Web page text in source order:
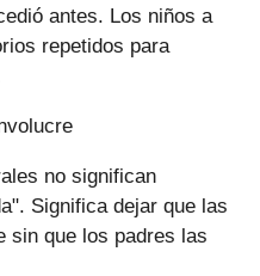
antes. Los niños a
repetidos para
no significan
Significa dejar que las
sin que los padres las